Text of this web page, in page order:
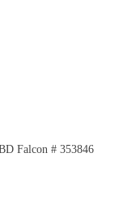
Falcon # 353846